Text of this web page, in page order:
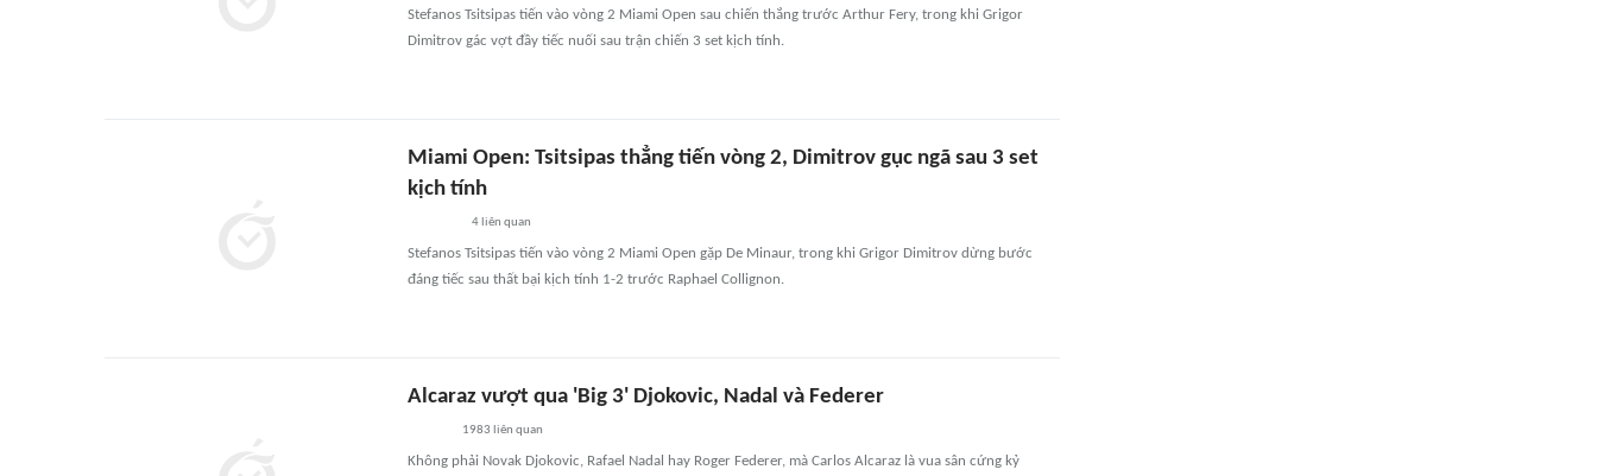
Stefanos Tsitsipas tiến vào vòng 2 Miami Open sau chiến thắng trước Arthur Fery, trong khi Grigor
Dimitrov gác vợt đầy tiếc nuối sau trận chiến 3 set kịch tính.
Miami Open: Tsitsipas thẳng tiến vòng 2, Dimitrov gục ngã sau 3 set
kịch tính
4 liên quan
Stefanos Tsitsipas tiến vào vòng 2 Miami Open gặp De Minaur, trong khi Grigor Dimitrov dừng bước
đáng tiếc sau thất bại kịch tính 1-2 trước Raphael Collignon.
Alcaraz vượt qua 'Big 3' Djokovic, Nadal và Federer
1983 liên quan
Không phải Novak Djokovic, Rafael Nadal hay Roger Federer, mà Carlos Alcaraz là vua sân cứng kỷ